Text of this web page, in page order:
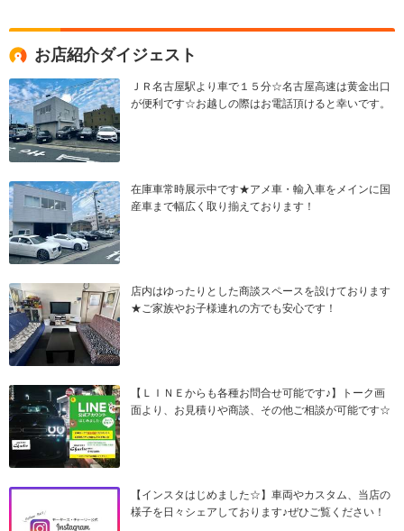
お店紹介ダイジェスト
ＪＲ名古屋駅より車で１５分☆名古屋高速は黄金出口
が便利です☆お越しの際はお電話頂けると幸いです。
在庫車常時展示中です★アメ車・輸入車をメインに国
産車まで幅広く取り揃えております！
店内はゆったりとした商談スペースを設けております
★ご家族やお子様連れの方でも安心です！
【ＬＩＮＥからも各種お問合せ可能です♪】トーク画
面より、お見積りや商談、その他ご相談が可能です☆
【インスタはじめました☆】車両やカスタム、当店の
様子を日々シェアしております♪ぜひご覧ください！